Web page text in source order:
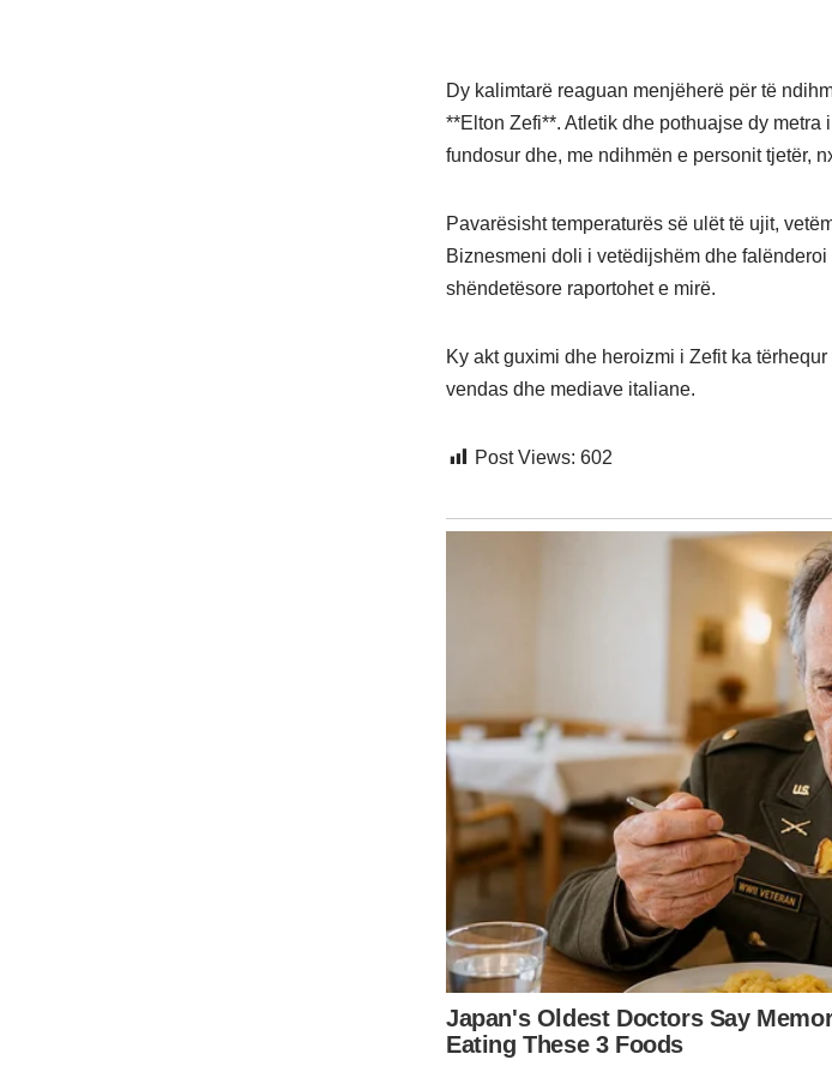
Dy kalimtarë reaguan menjëherë për të
**Elton Zefi**. Atletik dhe pothuajse dy
fundosur dhe, me ndihmën e personit tjetër,
Pavarësisht temperaturës së ulët të ujit,
Biznesmeni doli i vetëdijshëm dhe
shëndetësore raportohet e mirë.
Ky akt guximi dhe heroizmi i Zefit ka
vendas dhe mediave italiane.
Post Views: 602